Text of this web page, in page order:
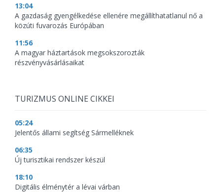
13:04
A gazdaság gyengélkedése ellenére megállíthatatlanul nő a
közúti fuvarozás Európában
11:56
A magyar háztartások megsokszorozták
részvényvásárlásaikat
TURIZMUS ONLINE CIKKEI
05:24
Jelentős állami segítség Sármelléknek
06:35
Új turisztikai rendszer készül
18:10
Digitális élménytér a lévai várban